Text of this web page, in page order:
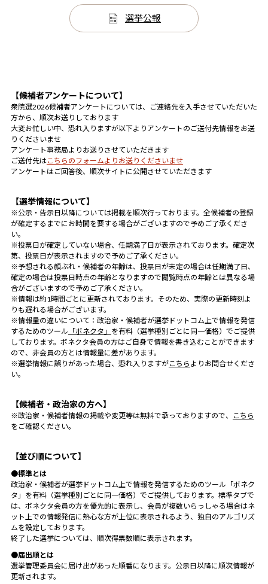
選挙公報
【候補者アンケートについて】
衆院選2026候補者アンケートについては、ご連絡先を入手させていただいた
方から、順次お送りしております
大変お忙しい中、恐れ入りますが以下よりアンケートのご送付先情報をお送
りくださいませ
アンケート事務局よりお送りさせていただきます
ご送付先はこちらのフォームよりお送りくださいませ
アンケートはご回答後、順次サイトに公開させていただきます
【選挙情報について】
※公示・告示日以降については掲載を順次行っております。全候補者の登録
が確定するまでにお時間を要する場合がございますので予めご了承くださ
い。
※投票日が確定していない場合、任期満了日が表示されております。確定次
第、投票日が表示されますので予めご了承ください。
※予想される顔ぶれ・候補者の年齢は、投票日が未定の場合は任期満了日、
確定の場合は投票日時点の年齢となりますので閲覧時点の年齢とは異なる場
合がございますので予めご了承ください。
※情報は約1時間ごとに更新されております。そのため、実際の更新時刻よ
りも遅れる場合がございます。
※情報量の違いについて：政治家・候補者が選挙ドットコム上で情報を発信
するためのツール 「ボネクタ」 を有料（選挙種別ごとに同一価格）でご提供
しております。ボネクタ会員の方はご自身で情報を書き込むことができます
ので、非会員の方とは情報量に差があります。
※選挙情報に誤りがあった場合、恐れ入りますがこちら よりお問合せくださ
い。
【候補者・政治家の方へ】
※政治家・候補者情報の掲載や変更等は無料で承っておりますので、
こちら
をご確認ください。
【並び順について】
●標準とは
政治家・候補者が選挙ドットコム上で情報を発信するためのツール「ボネク
タ」を有料（選挙種別ごとに同一価格）でご提供しております。標準タブで
は、ボネクタ会員の方を優先的に表示し、会員が複数いらっしゃる場合はネ
ット上での情報発信に熱心な方が上位に表示されるよう、独自のアルゴリズ
ムを設定しております。
終了した選挙については、順次得票数順に表示されます。
●届出順とは
選挙管理委員会に届け出があった順番になります。公示日以降に順次情報が
更新されます。